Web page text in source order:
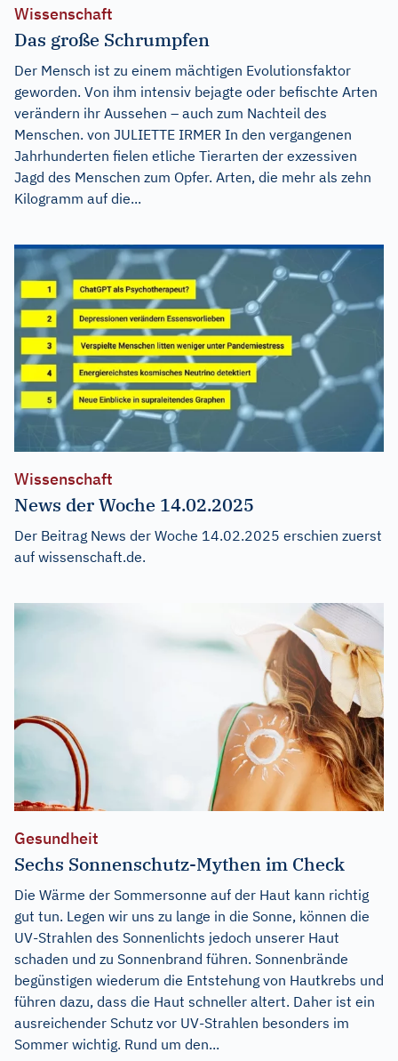
Wissenschaft
Das große Schrumpfen
Der Mensch ist zu einem mächtigen Evolutionsfaktor
geworden. Von ihm intensiv bejagte oder befischte Arten
verändern ihr Aussehen – auch zum Nachteil des
Menschen. von JULIETTE IRMER In den vergangenen
Jahrhunderten fielen etliche Tierarten der exzessiven
Jagd des Menschen zum Opfer. Arten, die mehr als zehn
Kilogramm auf die...
Wissenschaft
News der Woche 14.02.2025
Der Beitrag News der Woche 14.02.2025 erschien zuerst
auf wissenschaft.de.
Gesundheit
Sechs Sonnenschutz-Mythen im Check
Die Wärme der Sommersonne auf der Haut kann richtig
gut tun. Legen wir uns zu lange in die Sonne, können die
UV-Strahlen des Sonnenlichts jedoch unserer Haut
schaden und zu Sonnenbrand führen. Sonnenbrände
begünstigen wiederum die Entstehung von Hautkrebs und
führen dazu, dass die Haut schneller altert. Daher ist ein
ausreichender Schutz vor UV-Strahlen besonders im
Sommer wichtig. Rund um den...